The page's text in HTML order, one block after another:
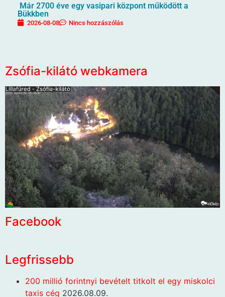
Már 2700 éve egy vasipari központ működött a
Bükkben
2026-08-08 Nincs hozzászólás
Zsófia-kilátó webkamera
Facebook
Legfrissebb
200 millió forintnyi bevételt titkolt el egy miskolci
taxis cég 2026.08.09.